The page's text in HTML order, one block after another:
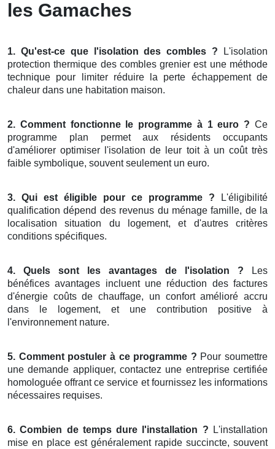
les Gamaches
1. Qu'est-ce que l'isolation des combles ? L'isolation
protection thermique des combles grenier est une méthode
technique pour limiter réduire la perte échappement de
chaleur dans une habitation maison.
2. Comment fonctionne le programme à 1 euro ? Ce
programme plan permet aux résidents occupants
d'améliorer optimiser l'isolation de leur toit à un coût très
faible symbolique, souvent seulement un euro.
3. Qui est éligible pour ce programme ? L'éligibilité
qualification dépend des revenus du ménage famille, de la
localisation situation du logement, et d'autres critères
conditions spécifiques.
4. Quels sont les avantages de l'isolation ? Les
bénéfices avantages incluent une réduction des factures
d'énergie coûts de chauffage, un confort amélioré accru
dans le logement, et une contribution positive à
l'environnement nature.
5. Comment postuler à ce programme ? Pour soumettre
une demande appliquer, contactez une entreprise certifiée
homologuée offrant ce service et fournissez les informations
nécessaires requises.
6. Combien de temps dure l'installation ? L'installation
mise en place est généralement rapide succincte, souvent